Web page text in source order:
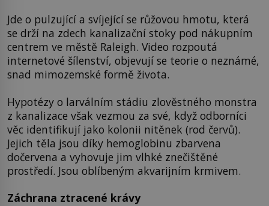
Jde o pulzující a svíjející se růžovou hmotu, která
se drží na zdech kanalizační stoky pod nákupním
centrem ve městě Raleigh. Video rozpoutá
internetové šílenství, objevují se teorie o neznámé,
snad mimozemské formě života.
Hypotézy o larválním stádiu zlověstného monstra
z kanalizace však vezmou za své, když odborníci
věc identifikují jako kolonii nitěnek (rod červů).
Jejich těla jsou díky hemoglobinu zbarvena
dočervena a vyhovuje jim vlhké znečištěné
prostředí. Jsou oblíbeným akvarijním krmivem.
Záchrana ztracené krávy